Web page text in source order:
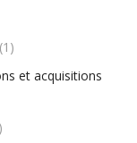
(1)
et acquisitions